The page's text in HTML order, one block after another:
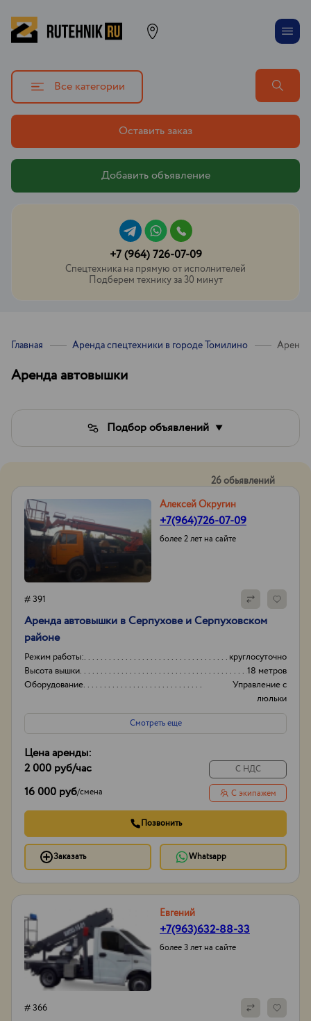
Все категории
Оставить заказ
Добавить объявление
+7 (964) 726-07-09
Спецтехника на прямую от исполнителей
Подберем технику за 30 минут
Главная Аренда спецтехники в городе Томилино
Аренда автовышки
Подбор объявлений
26 обьявлений
Алексей Округин
+7(964)726-07-09
более 2 лет на сайте
# 391
Аренда автовышки в Серпухове и Серпуховском
районе
Режим работы:
круглосуточно
Высота вышки
18 метров
Оборудование
Управление с
люльки
Тип проходимости
Колесная
Смотреть еще
Цена аренды:
2 000 руб/час
16 000 руб/смена
С НДС
С экипажем
Позвонить
Заказать Whatsapp
Евгений
+7(963)632-88-33
более 3 лет на сайте
# 366